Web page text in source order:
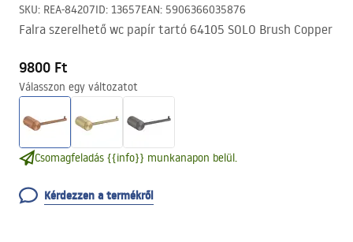
SKU: REA-84207ID: 13657EAN: 5906366035876
Falra szerelhető wc papír tartó 64105 SOLO Brush Copper
9800 Ft
Válasszon egy változatot
Csomagfeladás {{info}} munkanapon belül.
Kérdezzen a termékről